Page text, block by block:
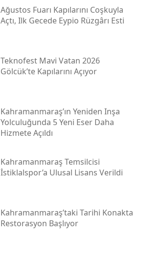
Ağustos Fuarı Kapılarını Coşkuyla
Açtı, Ilk Gecede Eypio Rüzgârı Esti
Teknofest Mavi Vatan 2026
Gölcük’te Kapılarını Açıyor
Kahramanmaraş’ın Yeniden Inşa
Yolculuğunda 5 Yeni Eser Daha
Hizmete Açıldı
Kahramanmaraş Temsilcisi
İstiklalspor’a Ulusal Lisans Verildi
Kahramanmaraş’taki Tarihi Konakta
Restorasyon Başlıyor